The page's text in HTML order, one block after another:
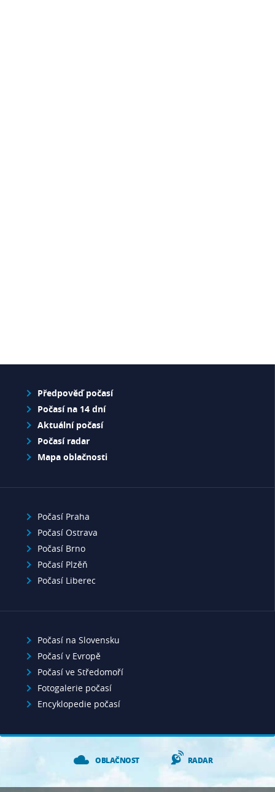
Předpověď počasí
Počasí na 14 dní
Aktuální počasí
Počasí radar
Mapa oblačnosti
Počasí Praha
Počasí Ostrava
Počasí Brno
Počasí Plzěň
Počasí Liberec
Počasí na Slovensku
Počasí v Evropě
Počasí ve Středomoří
Fotogalerie počasí
Encyklopedie počasí
OBLAČNOST RADAR